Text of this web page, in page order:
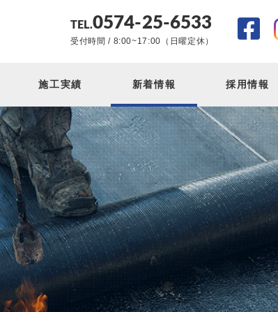
TEL.0574-25-6533
受付時間 / 8:00~17:00（日曜定休）
施工実績 新着情報 採用情報